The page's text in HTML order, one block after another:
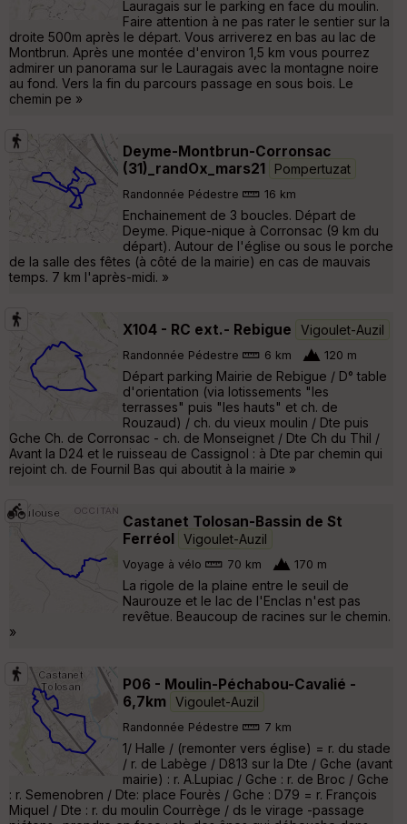
Lauragais sur le parking en face du moulin.
Faire attention à ne pas rater le sentier sur la
droite 500m après le départ. Vous arriverez en bas au lac de
Montbrun. Après une montée d'environ 1,5 km vous pourrez
admirer un panorama sur le Lauragais avec la montagne noire
au fond. Vers la fin du parcours passage en sous bois. Le
chemin pe »
Deyme-Montbrun-Corronsac
(31)_randOx_mars21
Pompertuzat
Randonnée Pédestre 16 km
Enchainement de 3 boucles. Départ de
Deyme. Pique-nique à Corronsac (9 km du
départ). Autour de l'église ou sous le porche
de la salle des fêtes (à côté de la mairie) en cas de mauvais
temps. 7 km l'après-midi. »
X104 - RC ext.- Rebigue Vigoulet-Auzil
Randonnée Pédestre 6 km 120 m
Départ parking Mairie de Rebigue / D° table
d'orientation (via lotissements "les
terrasses" puis "les hauts" et ch. de
Rouzaud) / ch. du vieux moulin / Dte puis
Gche Ch. de Corronsac - ch. de Monseignet / Dte Ch du Thil /
Avant la D24 et le ruisseau de Cassignol : à Dte par chemin qui
rejoint ch. de Fournil Bas qui aboutit à la mairie »
Castanet Tolosan-Bassin de St
Ferréol
Vigoulet-Auzil
Voyage à vélo 70 km 170 m
La rigole de la plaine entre le seuil de
Naurouze et le lac de l'Enclas n'est pas
revêtue. Beaucoup de racines sur le chemin.
»
P06 - Moulin-Péchabou-Cavalié -
6,7km
Vigoulet-Auzil
Randonnée Pédestre 7 km
1/ Halle / (remonter vers église) = r. du stade
/ r. de Labège / D813 sur la Dte / Gche (avant
mairie) : r. A.Lupiac / Gche : r. de Broc / Gche
: r. Semenobren / Dte: place Fourès / Gche : D79 = r. François
Miquel / Dte : r. du moulin Courrège / ds le virage -passage